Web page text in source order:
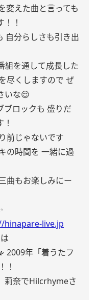
変えた曲と言っても
！
自分らしさも引き出
組を通して成長した
尽くしますので ぜ
いな😌
ブロックも 盛りだ
前じゃないです
の時間を 一緒に過
曲もお楽しみにー
hinapare-live.jp
2009年「着うたフ
！
莉奈でHilcrhymeさ